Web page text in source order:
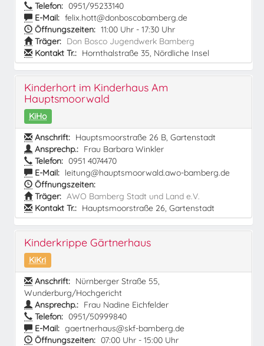
Telefon: 0951/95233140
E-Mail: felix.hott@donboscobamberg.de
Öffnungszeiten: 11:00 Uhr - 17:30 Uhr
Träger: Don Bosco Jugendwerk Bamberg
Kontakt Tr.: Hornthalstraße 35, Nördliche Insel
Kinderhort im Kinderhaus Am
Hauptsmoorwald
KiHo
Anschrift: Hauptsmoorstraße 26 B, Gartenstadt
Ansprechp.: Frau Barbara Winkler
Telefon: 0951 4074470
E-Mail: leitung@hauptsmoorwald.awo-bamberg.de
Öffnungszeiten:
Träger: AWO Bamberg Stadt und Land e.V.
Kontakt Tr.: Hauptsmoorstraße 26, Gartenstadt
Kinderkrippe Gärtnerhaus
KiKri
Anschrift: Nürnberger Straße 55,
Wunderburg/Hochgericht
Ansprechp.: Frau Nadine Eichfelder
Telefon: 0951/50999840
E-Mail: gaertnerhaus@skf-bamberg.de
Öffnungszeiten: 07:00 Uhr - 15:00 Uhr